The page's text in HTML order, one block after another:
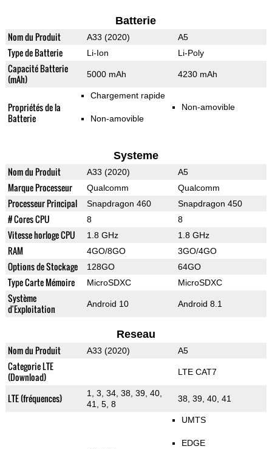
Batterie
Nom du Produit A33 (2020) A5
Type de Batterie Li-Ion Li-Poly
Capacité Batterie
(mAh)
5000 mAh 4230 mAh
Propriétés de la
Batterie
Chargement rapide
Non-amovible
Non-amovible
Systeme
Nom du Produit A33 (2020) A5
Marque Processeur Qualcomm Qualcomm
Processeur Principal Snapdragon 460 Snapdragon 450
# Cores CPU 8 8
Vitesse horloge CPU 1.8 GHz 1.8 GHz
RAM 4GO/8GO 3GO/4GO
Options de Stockage 128GO 64GO
Type Carte Mémoire MicroSDXC MicroSDXC
Système
d'Exploitation
Android 10 Android 8.1
Reseau
Nom du Produit A33 (2020) A5
Categorie LTE
(Download)
LTE CAT7
LTE (fréquences)
1, 3, 34, 38, 39, 40,
41, 5, 8
38, 39, 40, 41
UMTS
EDGE